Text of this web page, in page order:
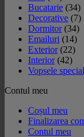
Bucatarie (34)
Decorative (7)
Dormitor (34)
Emailuri (14)
Exterior (22)
Interior (42)
Vopsele
Contul meu
Coșul meu
Finalizarea
Contul meu